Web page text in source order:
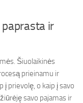
ir
Šiuolaikinės
prieinamu ir
į prievolę, o kaip į savo
savo pajamas ir